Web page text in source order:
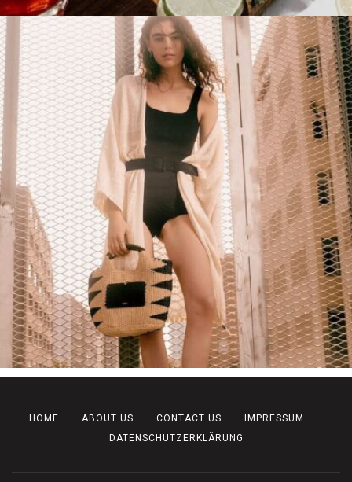
HOME ABOUT US CONTACT US
IMPRESSUM
DATENSCHUTZERKLÄRUNG